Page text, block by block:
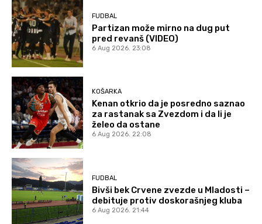
FUDBAL
Partizan može mirno na dug put
pred revanš (VIDEO)
6 Aug 2026. 23:08
KOŠARKA
Kenan otkrio da je posredno saznao
za rastanak sa Zvezdom i da li je
želeo da ostane
6 Aug 2026. 22:08
FUDBAL
Bivši bek Crvene zvezde u Mladosti –
debituje protiv doskorašnjeg kluba
6 Aug 2026. 21:44